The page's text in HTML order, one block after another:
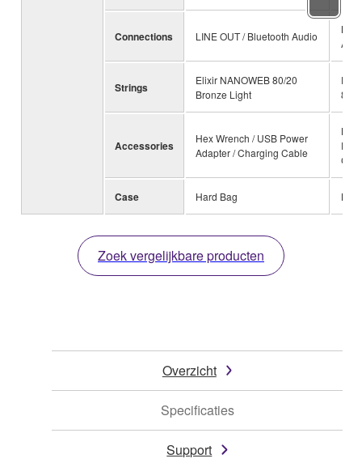
Connections LINE OUT / Bluetooth Audio
Strings
Elixir NANOWEB 80/20
Bronze Light
80/
Accessories
Hex Wrench / USB Power
Adapter / Charging Cable
Hex
Case Hard Bag
Zoek vergelijkbare producten
Overzicht
Specificaties
Support